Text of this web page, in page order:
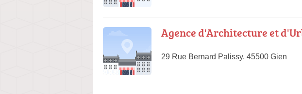
Agence d'Architecture et
29 Rue Bernard Palissy, 45500 Gien